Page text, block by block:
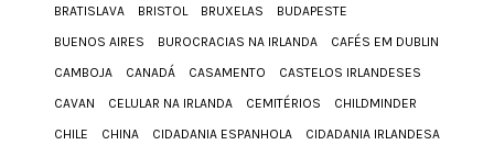
BRATISLAVA
BRISTOL BRUXELAS
BUDAPESTE
BUENOS AIRES
BUROCRACIAS NA IRLANDA
CAFÉS EM DUBLIN
CAMBOJA
CANADÁ CASAMENTO
CASTELOS IRLANDESES
CAVAN
CELULAR NA IRLANDA CEMITÉRIOS
CHILDMINDER
CHILE
CHINA CIDADANIA ESPANHOLA
CIDADANIA IRLANDESA